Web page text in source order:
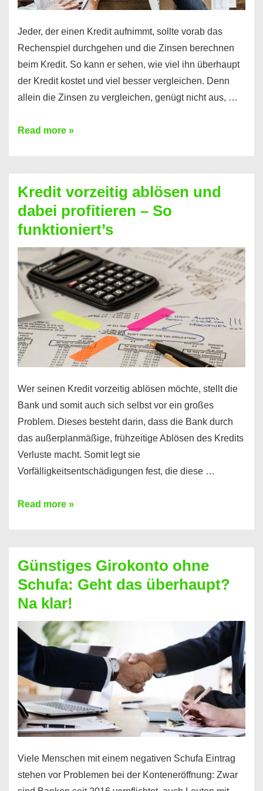
Jeder, der einen Kredit aufnimmt, sollte vorab das
Rechenspiel durchgehen und die Zinsen berechnen
beim Kredit. So kann er sehen, wie viel ihn überhaupt
der Kredit kostet und viel besser vergleichen. Denn
allein die Zinsen zu vergleichen, genügt nicht aus, …
Ganz
Kredit
berechnen
–
Mit
diesen
Regeln!
Read more »
Kredit vorzeitig ablösen und
dabei profitieren – So
funktioniert’s
Wer seinen Kredit vorzeitig ablösen möchte, stellt die
Bank und somit auch sich selbst vor ein großes
Problem. Dieses besteht darin, dass die Bank durch
das außerplanmäßige, frühzeitige Ablösen des Kredits
Verluste macht. Somit legt sie
Vorfälligkeitsentschädigungen fest, die diese …
Kredit
dabei
profitieren
–
So
funktioniert’s
Read more »
Günstiges Girokonto ohne
Schufa: Geht das überhaupt?
Na klar!
Viele Menschen mit einem negativen Schufa Eintrag
stehen vor Problemen bei der Konteneröffnung: Zwar